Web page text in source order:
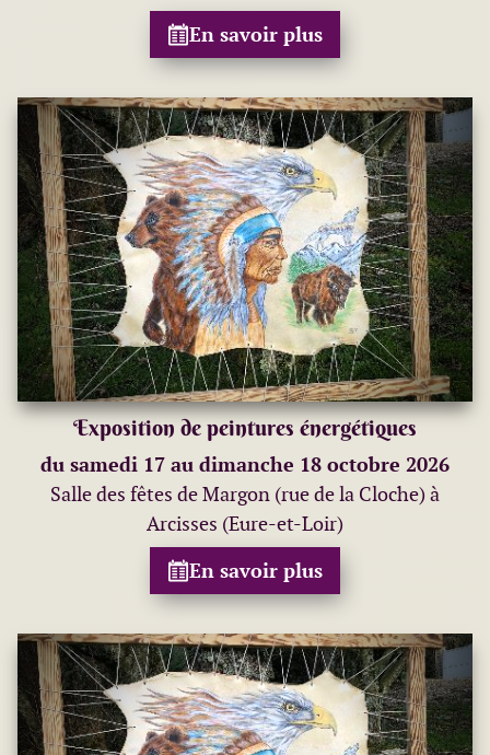
En savoir plus
Exposition de peintures énergétiques
du samedi 17 au dimanche 18 octobre 2026
Salle des fêtes de Margon (rue de la Cloche) à
Arcisses (Eure-et-Loir)
En savoir plus